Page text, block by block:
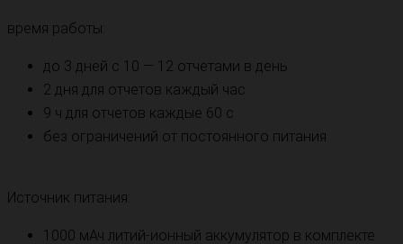
время работы:
до 3 дней с 10 — 12 отчетами в день
2 дня для отчетов каждый час
9 ч для отчетов каждые 60 с
без ограничений от постоянного питания
Источник питания:
1000 мАч литий-ионный аккумулятор в комплекте